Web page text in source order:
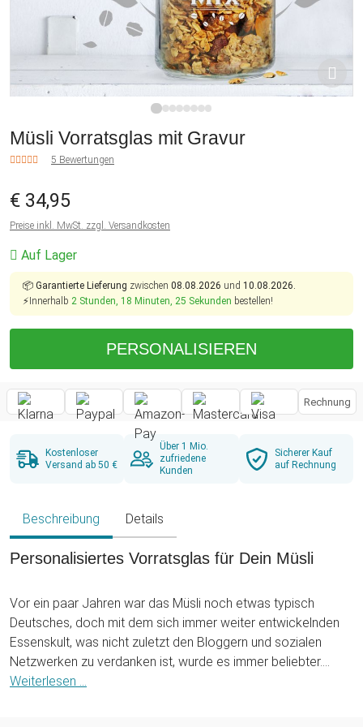
Müsli Vorratsglas mit Gravur
5 Bewertungen
€ 34,95
Preise inkl. MwSt. zzgl. Versandkosten
Auf Lager
📦 Garantierte Lieferung zwischen 08.08.2026 und 10.08.2026.
⚡Innerhalb 2 Stunden, 18 Minuten, 25 Sekunden bestellen!
PERSONALISIEREN
Rechnung
Kostenloser
Versand ab 50 €
Über 1 Mio.
zufriedene
Kunden
Sicherer Kauf
auf Rechnung
Beschreibung Details
Personalisiertes Vorratsglas für Dein Müsli
Vor ein paar Jahren war das Müsli noch etwas typisch
Deutsches, doch mit dem sich immer weiter entwickelnden
Essenskult, was nicht zuletzt den Bloggern und sozialen
Netzwerken zu verdanken ist, wurde es immer beliebter.
Heutzutage gibt es Müslikombinationen, bei denen unsere
Weiterlesen ...